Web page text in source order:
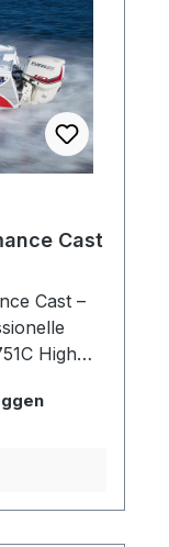
Cast
Cast –
Folie